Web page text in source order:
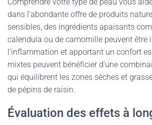
dans l’abondante offre de produits
sensibles, des ingrédients apaisants
calendula ou de camomille peuvent être
l’inflammation et apportant un confort
mixtes peuvent bénéficier d’une
qui équilibrent les zones sèches et
de pépins de raisin.
Évaluation des effets à